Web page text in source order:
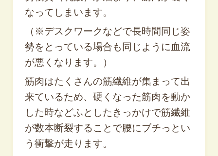
なってしまいます。
（※デスクワークなどで長時間同じ姿
勢をとっている場合も同じように血流
が悪くなります。）
筋肉はたくさんの筋繊維が集まって出
来ているため、硬くなった筋肉を動か
した時などふとしたきっかけで筋繊維
が数本断裂することで腰にブチっとい
う衝撃が走ります。